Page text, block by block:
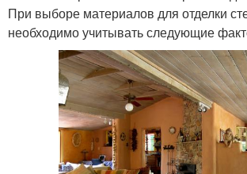
При выборе материалов для отделки
необходимо учитывать следующие